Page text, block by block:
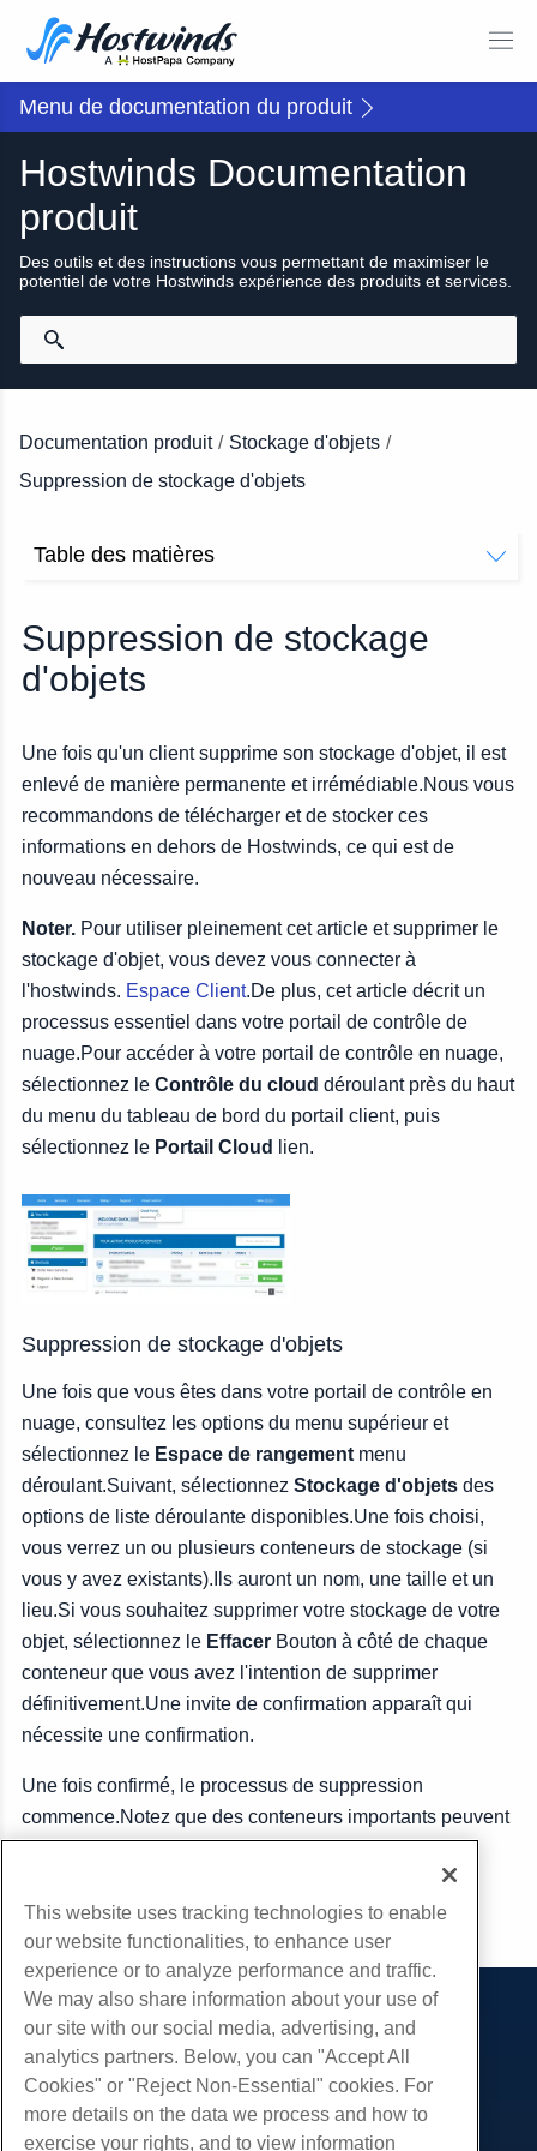
Menu de documentation du produit
Hostwinds Documentation
produit
Des outils et des instructions vous permettant de maximiser le
potentiel de votre Hostwinds expérience des produits et services.
Documentation produit / Stockage d'objets /
Suppression de stockage d'objets
Table des matières
Suppression de stockage
d'objets
Une fois qu'un client supprime son stockage d'objet, il est
enlevé de manière permanente et irrémédiable.Nous vous
recommandons de télécharger et de stocker ces
informations en dehors de Hostwinds, ce qui est de
nouveau nécessaire.
Noter. Pour utiliser pleinement cet article et supprimer le
stockage d'objet, vous devez vous connecter à
l'hostwinds. Espace Client.De plus, cet article décrit un
processus essentiel dans votre portail de contrôle de
nuage.Pour accéder à votre portail de contrôle en nuage,
sélectionnez le Contrôle du cloud déroulant près du haut
du menu du tableau de bord du portail client, puis
sélectionnez le Portail Cloud lien.
Suppression de stockage d'objets
Une fois que vous êtes dans votre portail de contrôle en
nuage, consultez les options du menu supérieur et
sélectionnez le Espace de rangement menu
déroulant.Suivant, sélectionnez Stockage d'objets des
options de liste déroulante disponibles.Une fois choisi,
vous verrez un ou plusieurs conteneurs de stockage (si
vous y avez existants).Ils auront un nom, une taille et un
lieu.Si vous souhaitez supprimer votre stockage de votre
objet, sélectionnez le Effacer Bouton à côté de chaque
conteneur que vous avez l'intention de supprimer
définitivement.Une invite de confirmation apparaît qui
nécessite une confirmation.
Une fois confirmé, le processus de suppression
commence.Notez que des conteneurs importants peuvent
Copie URL
Des produits
Hébergement Web
Hébergement professionnel
Revendeur Hébergeur
Prestations de service
Migrations de sites Web
Communauté
This website uses tracking technologies to enable
our website functionalities, to enhance user
experience or to analyze performance and traffic.
We may also share information about your use of
our site with our social media, advertising, and
analytics partners. Below, you can "Accept All
Cookies" or "Reject Non-Essential" cookies. For
more details on the data we process and how to
exercise your rights, and to view information